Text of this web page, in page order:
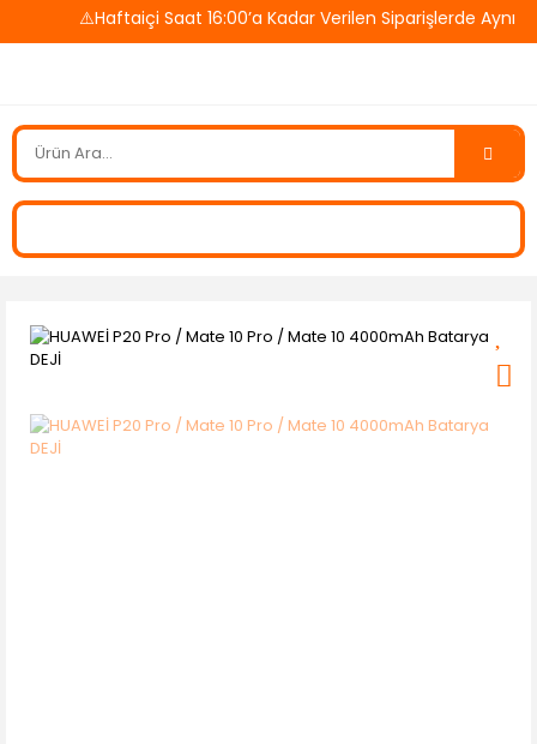
⚠️Haftaiçi Saat 16:00’a Kadar Verilen Siparişlerde Aynı